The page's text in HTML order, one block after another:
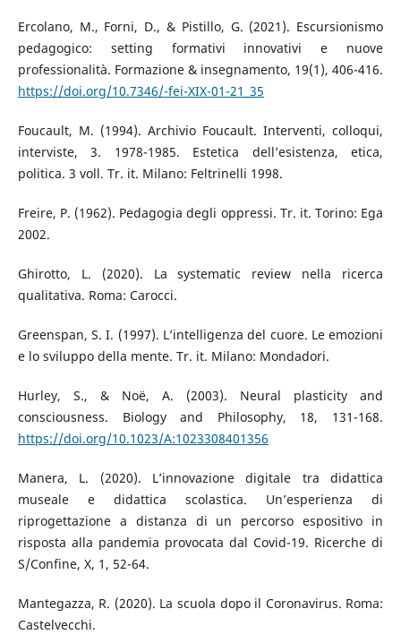
Ercolano, M., Forni, D., & Pistillo, G. (2021). Escursionismo
pedagogico: setting formativi innovativi e nuove
professionalità. Formazione & insegnamento, 19(1), 406-416.
https://doi.org/10.7346/-fei-XIX-01-21_35
Foucault, M. (1994). Archivio Foucault. Interventi, colloqui,
interviste, 3. 1978-1985. Estetica dell’esistenza, etica,
politica. 3 voll. Tr. it. Milano: Feltrinelli 1998.
Freire, P. (1962). Pedagogia degli oppressi. Tr. it. Torino: Ega
2002.
Ghirotto, L. (2020). La systematic review nella ricerca
qualitativa. Roma: Carocci.
Greenspan, S. I. (1997). L’intelligenza del cuore. Le emozioni
e lo sviluppo della mente. Tr. it. Milano: Mondadori.
Hurley, S., & Noë, A. (2003). Neural plasticity and
consciousness. Biology and Philosophy, 18, 131-168.
https://doi.org/10.1023/A:1023308401356
Manera, L. (2020). L’innovazione digitale tra didattica
museale e didattica scolastica. Un’esperienza di
riprogettazione a distanza di un percorso espositivo in
risposta alla pandemia provocata dal Covid-19. Ricerche di
S/Confine, X, 1, 52-64.
Mantegazza, R. (2020). La scuola dopo il Coronavirus. Roma:
Castelvecchi.